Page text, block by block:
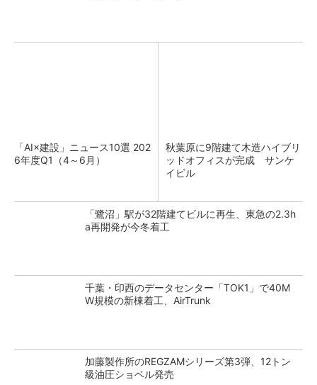
「AI×建設」ニュース10選 202
6年度Q1（4～6月）
秋葉原に9階建て木造ハイブリ
ッドオフィスが完成 サンケ
イビル
「鷺沼」駅が32階建てビルに再生、東急の2.3h
a再開発が今冬着工
千葉・印西のデータセンター「TOK1」で40M
W規模の新棟着工、AirTrunk
加藤製作所のREGZAMシリーズ第3弾、12トン
級油圧ショベル発売